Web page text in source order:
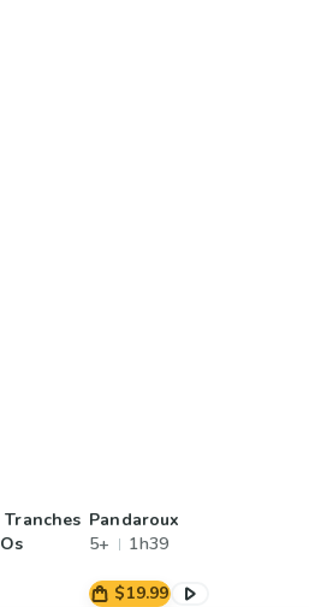
Pandaroux
5+
1h39
$19.99